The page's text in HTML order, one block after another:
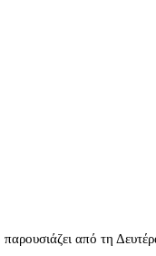
παρουσιάζει από τη